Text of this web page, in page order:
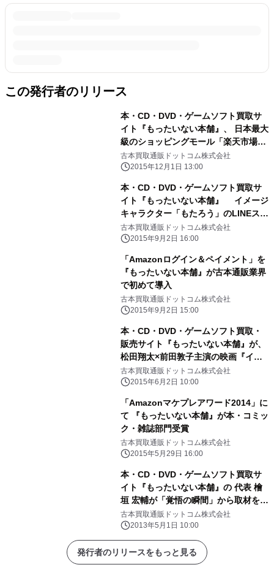
この発行者のリリース
本・CD・DVD・ゲームソフト買取サ
イト『もったいない本舗』、 日本最大
級のショッピングモール「楽天市場」
内サイトをリニューアル
古本買取通販ドットコム株式会社
2015年12月1日 13:00
本・CD・DVD・ゲームソフト買取サ
イト『もったいない本舗』 イメージ
キャラクター「もたろう」のLINEスタ
ンプを販売開始
古本買取通販ドットコム株式会社
2015年9月2日 16:00
「Amazonログイン＆ペイメント」を
『もったいない本舗』が古本通販業界
で初めて導入
古本買取通販ドットコム株式会社
2015年9月2日 15:00
本・CD・DVD・ゲームソフト買取・
販売サイト『もったいない本舗』が、
松田翔太×前田敦子主演の映画『イニ
シエーション・ラブ』に古本を提供
古本買取通販ドットコム株式会社
2015年6月2日 10:00
「Amazonマケプレアワード2014」に
て 『もったいない本舗』が本・コミッ
ク・雑誌部門受賞
古本買取通販ドットコム株式会社
2015年5月29日 16:00
本・CD・DVD・ゲームソフト買取サ
イト『もったいない本舗』の 代表 檜
垣 宏輔が「覚悟の瞬間」から取材を受
け、5月1日に動画配信
古本買取通販ドットコム株式会社
2013年5月1日 10:00
発行者のリリースをもっと見る